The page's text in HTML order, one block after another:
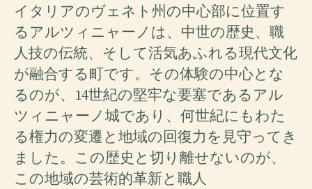
イタリアのヴェネト州の中心部に位置す
るアルツィニャーノは、中世の歴史、職
人技の伝統、そして活気あふれる現代文化
が融合する町です。その体験の中心とな
るのが、14世紀の堅牢な要塞であるアル
ツィニャーノ城であり、何世紀にもわた
る権力の変遷と地域の回復力を見守ってき
ました。この歴史と切り離せないのが、
この地域の芸術的革新と職人